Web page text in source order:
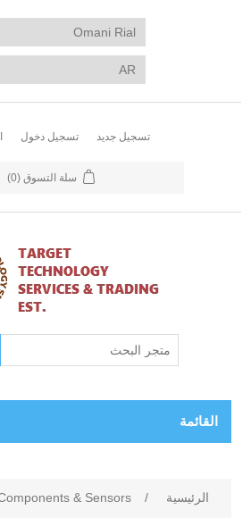
تسجيل جديد تسجيل دخول
سلة التسوق (0)
القائمة
الرئيسية /
& Sensors